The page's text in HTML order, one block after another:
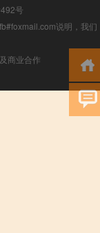
号
说明，我们
商业合作